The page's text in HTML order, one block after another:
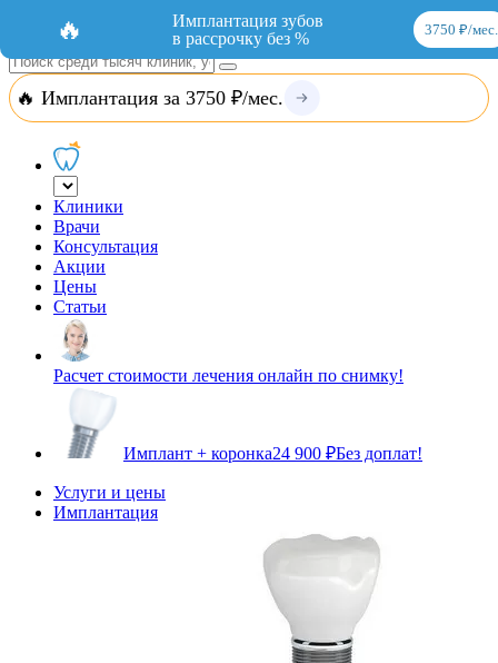
Добавить организациюВход
🔥 Имплантация за 3750 ₽/мес.
Клиники
Врачи
Консультация
Акции
Цены
Статьи
Расчет стоимости лечения онлайн по снимку!
Имплант + коронка24 900 ₽Без доплат!
Услуги и цены
Имплантация
🔥
Имплантация зубов
в рассрочку без %
3750 ₽/мес.